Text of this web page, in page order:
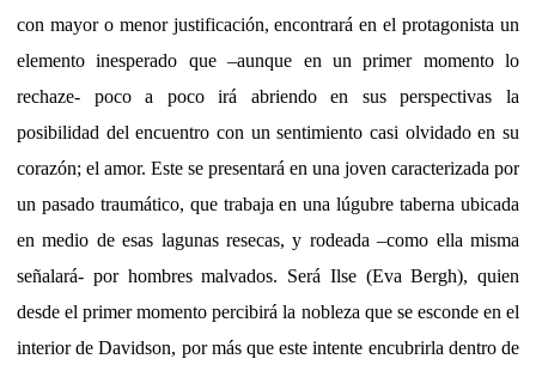
con mayor o menor justificación, encontrará en el protagonista un
elemento inesperado que –aunque en un primer momento lo
rechaze- poco a poco irá abriendo en sus perspectivas la
posibilidad del encuentro con un sentimiento casi olvidado en su
corazón; el amor. Este se presentará en una joven caracterizada por
un pasado traumático, que trabaja en una lúgubre taberna ubicada
en medio de esas lagunas resecas, y rodeada –como ella misma
señalará- por hombres malvados. Será Ilse (Eva Bergh), quien
desde el primer momento percibirá la nobleza que se esconde en el
interior de Davidson, por más que este intente encubrirla dentro de